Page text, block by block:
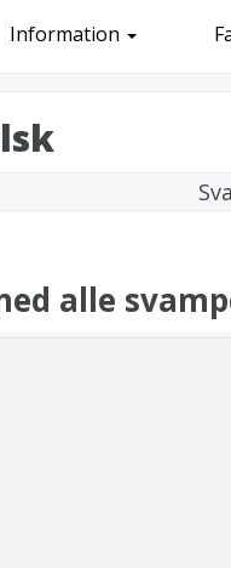
Information
alle